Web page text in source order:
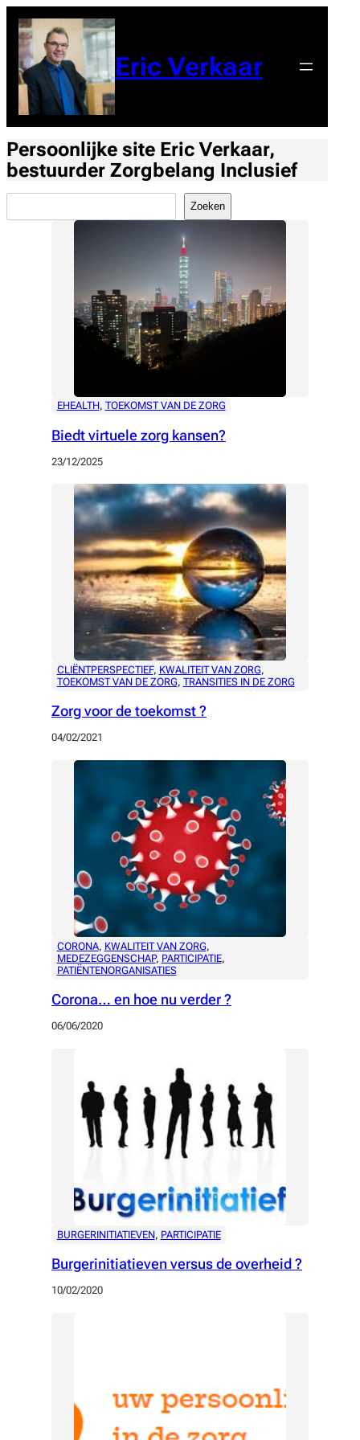
naar
de
inhoud
Eric Verkaar
Persoonlijke site Eric Verkaar,
bestuurder Zorgbelang Inclusief
Zoeken
EHEALTH, TOEKOMST VAN DE ZORG
Biedt virtuele zorg kansen?
23/12/2025
CLIËNTPERSPECTIEF, KWALITEIT VAN ZORG
TOEKOMST VAN DE ZORG, TRANSITIES IN DE ZORG
Zorg voor de toekomst ?
04/02/2021
CORONA, KWALITEIT VAN ZORG
MEDEZEGGENSCHAP, PARTICIPATIE
PATIËNTENORGANISATIES
Corona… en hoe nu verder ?
06/06/2020
BURGERINITIATIEVEN, PARTICIPATIE
Burgerinitiatieven versus de overheid ?
10/02/2020